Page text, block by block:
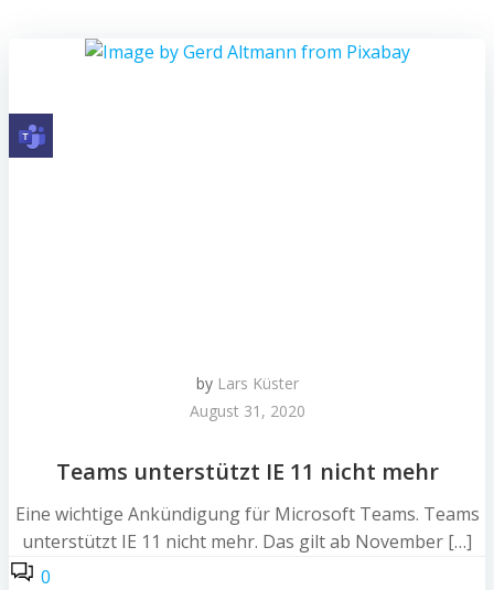
by Lars Küster
August 31, 2020
Teams unterstützt IE 11 nicht mehr
Eine wichtige Ankündigung für Microsoft Teams. Teams
unterstützt IE 11 nicht mehr. Das gilt ab November […]
0